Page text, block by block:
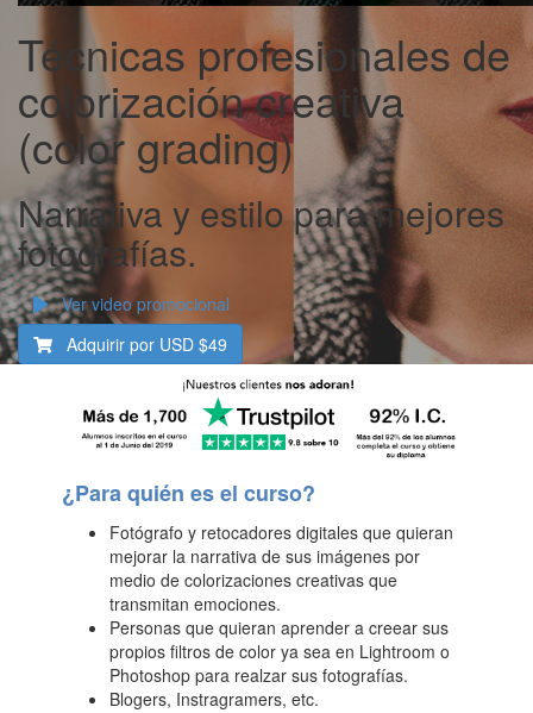
Técnicas profesionales de
colorización creativa
(color grading)
Narrativa y estilo para mejores
fotografías.
Ver video promocional
Adquirir por USD $49
¿Para quién es el curso?
Fotógrafo y retocadores digitales que quieran
mejorar la narrativa de sus imágenes por
medio de colorizaciones creativas que
transmitan emociones.
Personas que quieran aprender a creear sus
propios filtros de color ya sea en Lightroom o
Photoshop para realzar sus fotografías.
Blogers, Instragramers, etc.